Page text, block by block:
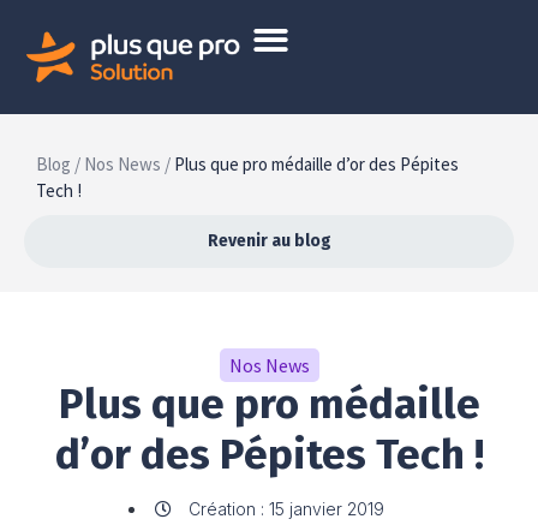
Blog / Nos News / Plus que pro médaille d’or des Pépites
Tech !
Revenir au blog
Nos News
Plus que pro médaille
d’or des Pépites Tech !
Création : 15 janvier 2019